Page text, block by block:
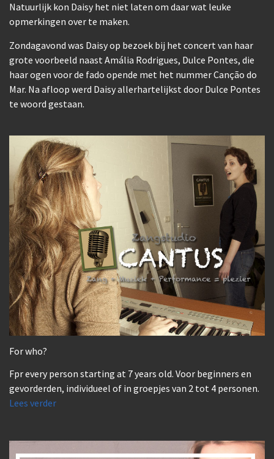
Natuurlijk kon Daisy het niet laten om daar wat leuke
opmerkingen over te maken.
Zondagavond was Daisy op bezoek bij het concert van haar
grote voorbeeld naast Amália Rodrigues, Dulce Pontes, die
haar ogen voor de fado opende met het nummer Canção do
Mar. Na afloop werd Daisy allerhartelijkst door Dulce Pontes
te woord gestaan.
For who?
Fpr every person starting at 7 years old. Voor beginners en
gevorderden, individueel of in groepjes van 2 tot 4 personen.
Lees verder